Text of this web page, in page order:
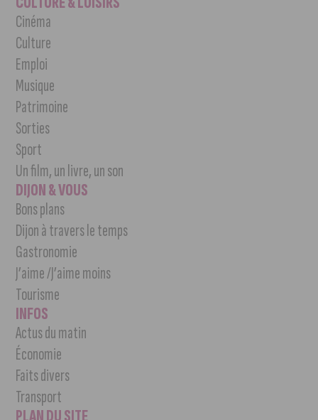
Cinéma
Culture
Emploi
Musique
Patrimoine
Sorties
Sport
Un film, un livre, un son
DIJON & VOUS
Bons plans
Dijon à travers le temps
Gastronomie
J’aime /J’aime moins
Tourisme
INFOS
Actus du matin
Économie
Faits divers
Transport